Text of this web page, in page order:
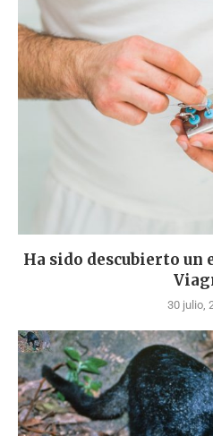
Ha sido descubierto un
30 julio,